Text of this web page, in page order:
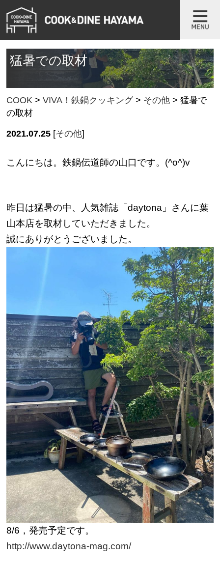
猛暑での取材
COOK >VIVA！鉄鍋クッキング> その他 >猛暑で
の取材
2021.07.25 [その他]
こんにちは。鉄鍋伝道師の山口です。(^o^)v
昨日は猛暑の中、人気雑誌「daytona」さんに葉
山本店を取材していただきました。
誠にありがとうございました。
8/6，発売予定です。
http://www.daytona-mag.com/